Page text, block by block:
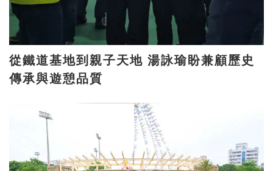
從鐵道基地到親子天地 湯詠瑜盼兼顧歷史
傳承與遊憩品質